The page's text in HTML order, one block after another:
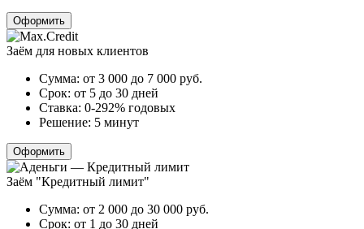
Оформить
Заём для новых клиентов
Сумма: от 3 000 до 7 000 руб.
Срок: от 5 до 30 дней
Ставка: 0-292% годовых
Решение: 5 минут
Оформить
Заём "Кредитный лимит"
Сумма: от 2 000 до 30 000 руб.
Срок: от 1 до 30 дней